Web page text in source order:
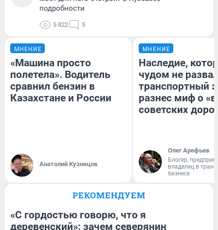
подробности
5 822 5
МНЕНИЕ
«Машина просто
полетела». Водитель
сравнил бензин в
Казахстане и России
Анатолий Кузнецов
МНЕНИЕ
Наследие,
чудом не
транспортный
разнес миф о
советских
Олег Арефьев
Блогер,
владелец в
бизнесе
РЕКОМЕНДУЕМ
«С гордостью говорю, что я
деревенский»: зачем северянин